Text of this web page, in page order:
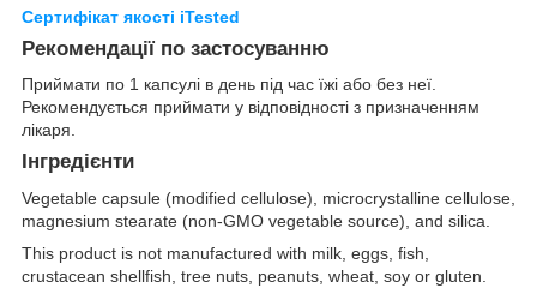
Сертифікат якості iTested
Рекомендації по застосуванню
Приймати по 1 капсулі в день під час їжі або без неї.
Рекомендується приймати у відповідності з призначенням
лікаря.
Інгредієнти
Vegetable capsule (modified cellulose), microcrystalline cellulose,
magnesium stearate (non-GMO vegetable source), and silica.
This product is not manufactured with milk, eggs, fish,
crustacean shellfish, tree nuts, peanuts, wheat, soy or gluten.